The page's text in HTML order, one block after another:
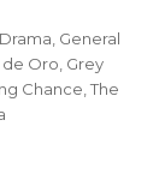
Drama General
de Oro Grey
Chance ,The